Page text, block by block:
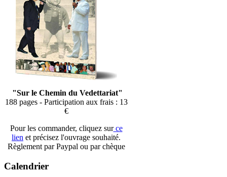
"Sur le Chemin du Vedettariat"
188 pages - Participation aux frais : 13
€
Pour les commander, cliquez surce
lien et précisez l'ouvrage souhaité.
Règlement par Paypal ou par chèque
Calendrier